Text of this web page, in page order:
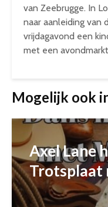
van Zeebrugge. In
naar aanleiding van
vrijdagavond een
met een
Mogelijk ook
Axel Lane
Trotsplaat